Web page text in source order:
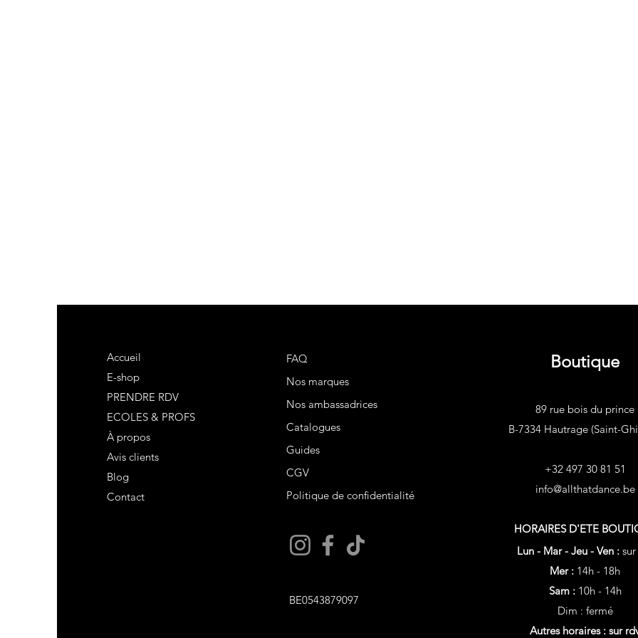
Accueil
E-shop
PRENDRE RDV
ECOLES & PROFS
À propos
Avis clients
Blog
Contact
FAQ
Nos marques
Nos ambassadrices
Catalogues
Guides
CGV
Politique de confidentialité
BE0543879097
Boutique
89 rue bois du prince
B-7334 Hautrage (Saint-
+32 497 30 81 51
info@allthatdance.be
HORAIRES D'ETE
Lun - Mar - Jeu - Ven :
Mer : 14h - 18h
Sam : 10h - 14h
Dim : fermé
Autres horaires : sur